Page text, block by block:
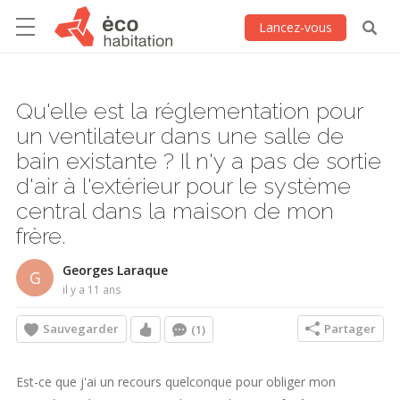
Lancez-vous
Qu'elle est la réglementation pour
un ventilateur dans une salle de
bain existante ? Il n'y a pas de sortie
d'air à l'extérieur pour le système
central dans la maison de mon
frère.
G Georges Laraque
il y a 11 ans
Sauvegarder (1) Partager
Est-ce que j'ai un recours quelconque pour obliger mon